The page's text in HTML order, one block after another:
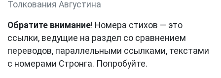
Толкования Августина
Обратите внимание! Номера стихов — это
ссылки, ведущие на раздел со сравнением
переводов, параллельными ссылками, текстами
с номерами Стронга. Попробуйте.